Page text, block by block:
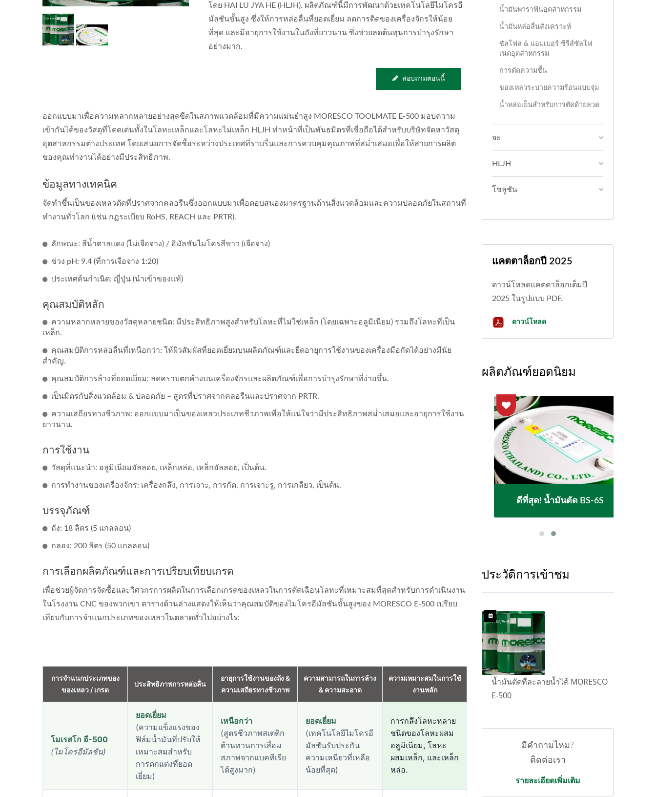
โดย HAI LU JYA HE (HLJH). ผลิตภัณฑ์นี้มีการพัฒนาด้วยเทคโนโลยีไมโครอี
มัลชันขั้นสูง ซึ่งให้การหล่อลื่นที่ยอดเยี่ยม ลดการติดของเครื่องจักรให้น้อย
ที่สุด และมีอายุการใช้งานในถังที่ยาวนาน ซึ่งช่วยลดต้นทุนการบำรุงรักษา
อย่างมาก.
สอบถามตอนนี้
ออกแบบมาเพื่อความหลากหลายอย่างสุดขีดในสภาพแวดล้อมที่มีความแม่นยำสูง MORESCO TOOLMATE E-500 มอบความ
เข้ากันได้ของวัสดุที่โดดเด่นทั้งในโลหะเหล็กและโลหะไม่เหล็ก HLJH ทำหน้าที่เป็นพันธมิตรที่เชื่อถือได้สำหรับบริษัทจัดหาวัสดุ
อุตสาหกรรมต่างประเทศ โดยเสนอการจัดซื้อระหว่างประเทศที่ราบรื่นและการควบคุมคุณภาพที่สม่ำเสมอเพื่อให้สายการผลิต
ของคุณทำงานได้อย่างมีประสิทธิภาพ.
ข้อมูลทางเทคนิค
จัดทำขึ้นเป็นของเหลวตัดที่ปราศจากคลอรีนซึ่งออกแบบมาเพื่อตอบสนองมาตรฐานด้านสิ่งแวดล้อมและความปลอดภัยในสถานที่
ทำงานทั่วโลก (เช่น กฎระเบียบ RoHS, REACH และ PRTR).
ลักษณะ: สีน้ำตาลแดง (ไม่เจือจาง) / อิมัลชันไมโครสีขาว (เจือจาง)
ช่วง pH: 9.4 (ที่การเจือจาง 1:20)
ประเทศต้นกำเนิด: ญี่ปุ่น (นำเข้าของแท้)
คุณสมบัติหลัก
ความหลากหลายของวัสดุหลายชนิด: มีประสิทธิภาพสูงสำหรับโลหะที่ไม่ใช่เหล็ก (โดยเฉพาะอลูมิเนียม) รวมถึงโลหะที่เป็น
เหล็ก.
คุณสมบัติการหล่อลื่นที่เหนือกว่า: ให้ผิวสัมผัสที่ยอดเยี่ยมบนผลิตภัณฑ์และยืดอายุการใช้งานของเครื่องมือกัดได้อย่างมีนัย
สำคัญ.
คุณสมบัติการล้างที่ยอดเยี่ยม: ลดคราบตกค้างบนเครื่องจักรและผลิตภัณฑ์เพื่อการบำรุงรักษาที่ง่ายขึ้น.
เป็นมิตรกับสิ่งแวดล้อม & ปลอดภัย – สูตรที่ปราศจากคลอรีนและปราศจาก PRTR.
ความเสถียรทางชีวภาพ: ออกแบบมาเป็นของเหลวประเภทชีวภาพเพื่อให้แน่ใจว่ามีประสิทธิภาพสม่ำเสมอและอายุการใช้งาน
ยาวนาน.
การใช้งาน
วัสดุที่แนะนำ: อลูมิเนียมอัลลอย, เหล็กหล่อ, เหล็กอัลลอย, เป็นต้น.
การทำงานของเครื่องจักร: เครื่องกลึง, การเจาะ, การกัด, การเจาะรู, การเกลียว, เป็นต้น.
บรรจุภัณฑ์
ถัง: 18 ลิตร (5 แกลลอน)
กลอง: 200 ลิตร (50 แกลลอน)
การเลือกผลิตภัณฑ์และการเปรียบเทียบเกรด
เพื่อช่วยผู้จัดการจัดซื้อและวิศวกรการผลิตในการเลือกเกรดของเหลวในการตัดเฉือนโลหะที่เหมาะสมที่สุดสำหรับการดำเนินงาน
ในโรงงาน CNC ของพวกเขา ตารางด้านล่างแสดงให้เห็นว่าคุณสมบัติของไมโครอีมัลชันขั้นสูงของ MORESCO E-500 เปรียบ
เทียบกับการจำแนกประเภทของเหลวในตลาดทั่วไปอย่างไร:
การจำแนกประเภทของ
ของเหลว / เกรด
ประสิทธิภาพการหล่อลื่น
อายุการใช้งานของถัง &
ความเสถียรทางชีวภาพ
ความสามารถในการล้าง
& ความสะอาด
ความเหมาะสมในการใช้
งานหลัก
โมเรสโก อี-500
(ไมโครอีมัลชัน)
ยอดเยี่ยม
(ความแข็งแรงของ
ฟิล์มน้ำมันที่ปรับให้
เหมาะสมสำหรับ
การตกแต่งที่ยอด
เยี่ยม)
เหนือกว่า
(สูตรชีวภาพสเตติก
ต้านทานการเสื่อม
สภาพจากแบคทีเรีย
ได้สูงมาก)
ยอดเยี่ยม
(เทคโนโลยีไมโครอี
มัลชันรับประกัน
ความเหนียวที่เหลือ
น้อยที่สุด)
การกลึงโลหะหลาย
ชนิดของโลหะผสม
อลูมิเนียม, โลหะ
ผสมเหล็ก, และเหล็ก
หล่อ.
น้ำมันพาราฟินอุตสาหกรรม
น้ำมันหล่อลื่นสังเคราะห์
ซัลโฟล & แอมเบอร์ ซีรีส์ซัลโฟ
เนตอุตสาหกรรม
การตัดความชื้น
ของเหลวระบายความร้อนแบบจุ่ม
น้ำหล่อเย็นสำหรับการตัดด้วยลวด
จะ
HLJH
โซลูชัน
แคตตาล็อกปี 2025
ดาวน์โหลดแคตตาล็อกเต็มปี
2025 ในรูปแบบ PDF.
ดาวน์โหลด
ผลิตภัณฑ์ยอดนิยม
ดีที่สุด! น้ำมันตัด BS-6S
ประวัติการเข้าชม
น้ำมันตัดที่ละลายน้ำได้ MORESCO
น้ำมันตัดที่ละลายน้ำได้ MORESCO
E-500
น้ำมันตัดที่ละลายน้ำได้ MORESCO
E-500
มีคำถามไหม?
ติดต่อเรา
รายละเอียดเพิ่มเติม